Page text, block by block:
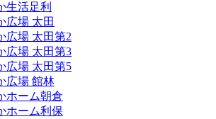
生活足利
広場 太田
広場 太田第2
広場 太田第3
広場 太田第5
広場 館林
ホーム朝倉
ホーム利保